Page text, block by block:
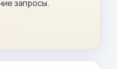
запросы.